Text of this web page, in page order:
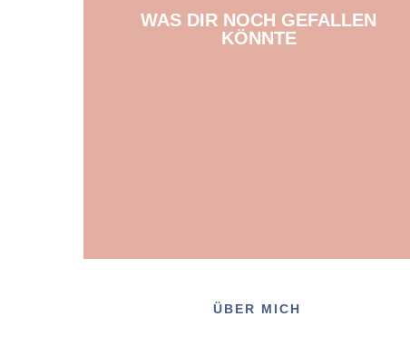
WAS DIR NOCH GEFALLEN
KÖNNTE
ÜBER MICH